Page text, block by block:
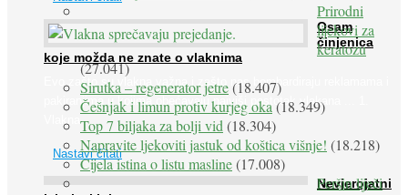
Osam
činjenica
koje možda ne znate o vlaknima
Evo zašto su vlakna važna i zašto nas bombardiraju reklamama i
pakiranjima u kojima obećavaju najviši postotak vlakana ... 1.
Vlakna ...
Nastavi čitati
Nevjerojatni
Prirodni
lijekovi za
keratozu
(27.041)
Sirutka – regenerator jetre(18.407)
Češnjak i limun protiv kurjeg oka(18.349)
Top 7 biljaka za bolji vid(18.304)
Napravite ljekoviti jastuk od koštica višnje! (18.218)
Cijela istina o listu masline(17.008)
Peršin liječi